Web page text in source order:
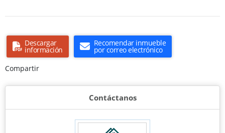
Descargar
información
Recomendar inmueble
por correo electrónico
Compartir
Contáctanos